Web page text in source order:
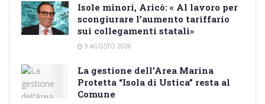
Isole minori, Aricò: « Al lavoro per
scongiurare l’aumento tariffario
sui collegamenti statali»
9 AGOSTO 2026
La gestione dell’Area Marina
Protetta “Isola di Ustica” resta al
Comune